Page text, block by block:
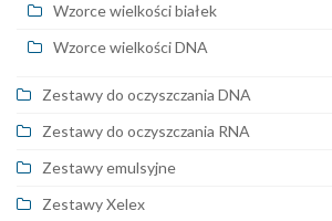
Wzorce wielkości białek
Wzorce wielkości DNA
Zestawy do oczyszczania DNA
Zestawy do oczyszczania RNA
Zestawy emulsyjne
Zestawy Xelex